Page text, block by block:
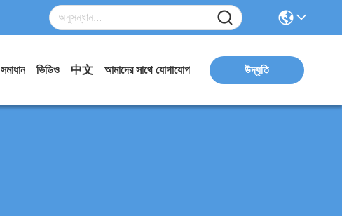
সমাধান ভিডিও 中文 আমাদের সাথে যোগাযোগ উদ্ধৃতি